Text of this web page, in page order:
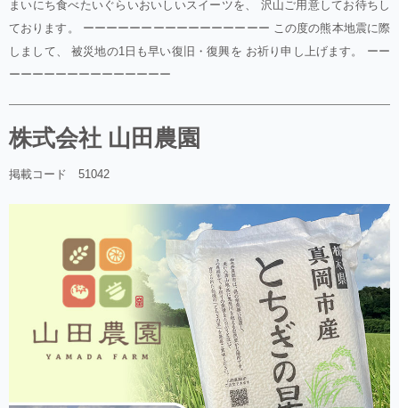
まいにち食べたいぐらいおいしいスイーツを、 沢山ご用意してお待ちし
ております。 ーーーーーーーーーーーーーーーー この度の熊本地震に際
しまして、 被災地の1日も早い復旧・復興を お祈り申し上げます。 ーー
ーーーーーーーーーーーーーー
株式会社 山田農園
掲載コード 51042